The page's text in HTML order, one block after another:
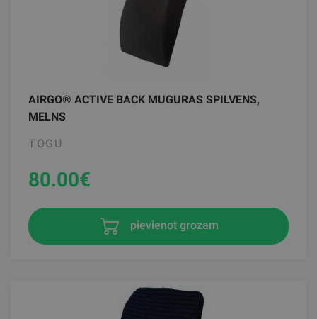
AIRGO® ACTIVE BACK MUGURAS SPILVENS,
MELNS
TOGU
80.00€
pievienot grozam